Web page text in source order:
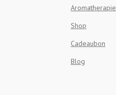
Aromatherapie
Shop
Cadeaubon
Blog